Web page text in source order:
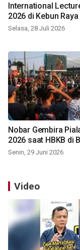
International
2026 di Kebun
Selasa, 28 Juli 2026
Nobar Gembira
2026 saat HBKB di
Senin, 29 Juni 2026
Video